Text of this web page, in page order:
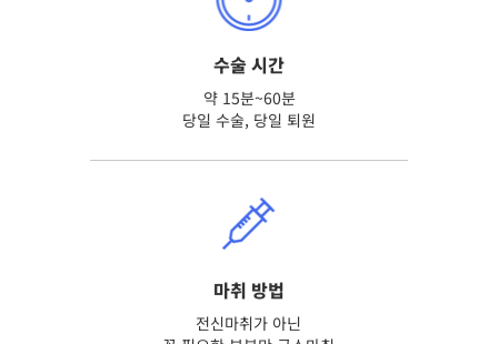
수술 시간
약 15분~60분
당일 수술, 당일 퇴원
마취 방법
전신마취가 아닌